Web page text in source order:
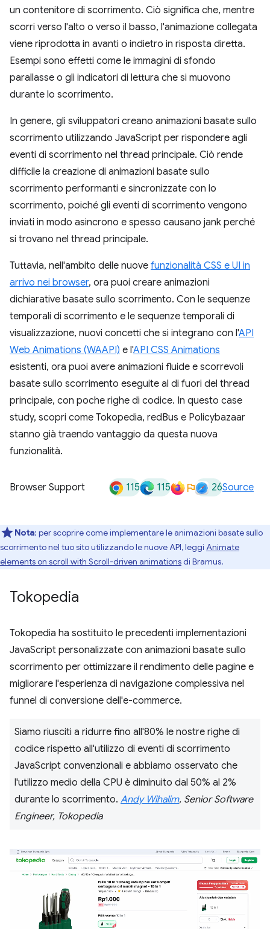
un contenitore di scorrimento. Ciò significa che, mentre
scorri verso l'alto o verso il basso, l'animazione collegata
viene riprodotta in avanti o indietro in risposta diretta.
Esempi sono effetti come le immagini di sfondo
parallasse o gli indicatori di lettura che si muovono
durante lo scorrimento.
In genere, gli sviluppatori creano animazioni basate sullo
scorrimento utilizzando JavaScript per rispondere agli
eventi di scorrimento nel thread principale. Ciò rende
difficile la creazione di animazioni basate sullo
scorrimento performanti e sincronizzate con lo
scorrimento, poiché gli eventi di scorrimento vengono
inviati in modo asincrono e spesso causano jank perché
si trovano nel thread principale.
Tuttavia, nell'ambito delle nuove funzionalità CSS e UI in
arrivo nei browser, ora puoi creare animazioni
dichiarative basate sullo scorrimento. Con le sequenze
temporali di scorrimento e le sequenze temporali di
visualizzazione, nuovi concetti che si integrano con l'API
Web Animations (WAAPI) e l'API CSS Animations
esistenti, ora puoi avere animazioni fluide e scorrevoli
basate sullo scorrimento eseguite al di fuori del thread
principale, con poche righe di codice. In questo case
study, scopri come Tokopedia, redBus e Policybazaar
stanno già traendo vantaggio da questa nuova
funzionalità.
Browser Support 115 115 26Source
Nota: per scoprire come implementare le animazioni basate sullo
scorrimento nel tuo sito utilizzando le nuove API, leggi Animate
elements on scroll with Scroll-driven animationsdi Bramus.
Tokopedia
Tokopedia ha sostituito le precedenti implementazioni
JavaScript personalizzate con animazioni basate sullo
scorrimento per ottimizzare il rendimento delle pagine e
migliorare l'esperienza di navigazione complessiva nel
funnel di conversione dell'e-commerce.
Siamo riusciti a ridurre fino all'80% le nostre righe di
codice rispetto all'utilizzo di eventi di scorrimento
JavaScript convenzionali e abbiamo osservato che
l'utilizzo medio della CPU è diminuito dal 50% al 2%
durante lo scorrimento. Andy Wihalim, Senior Software
Engineer, Tokopedia